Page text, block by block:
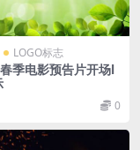
LOGO标志
季电影预告片开场l
0